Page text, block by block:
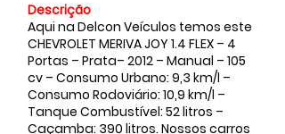
Descrição
Aqui na Delcon Veículos temos este
CHEVROLET MERIVA JOY 1.4 FLEX – 4
Portas – Prata– 2012 – Manual – 105
cv – Consumo Urbano: 9,3 km/l –
Consumo Rodoviário: 10,9 km/l –
Tanque Combustível: 52 litros –
Caçamba: 390 litros. Nossos carros